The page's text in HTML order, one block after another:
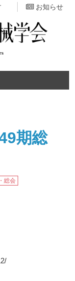
お知らせ
期総
総会